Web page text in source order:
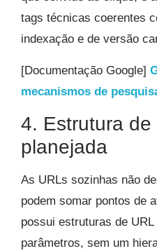
tags técnicas coerentes
indexação e de versão
[Documentação Google]
mecanismos de
4. Estrutura de
planejada
As URLs sozinhas não
podem somar pontos de
possui estruturas de
parâmetros, sem um